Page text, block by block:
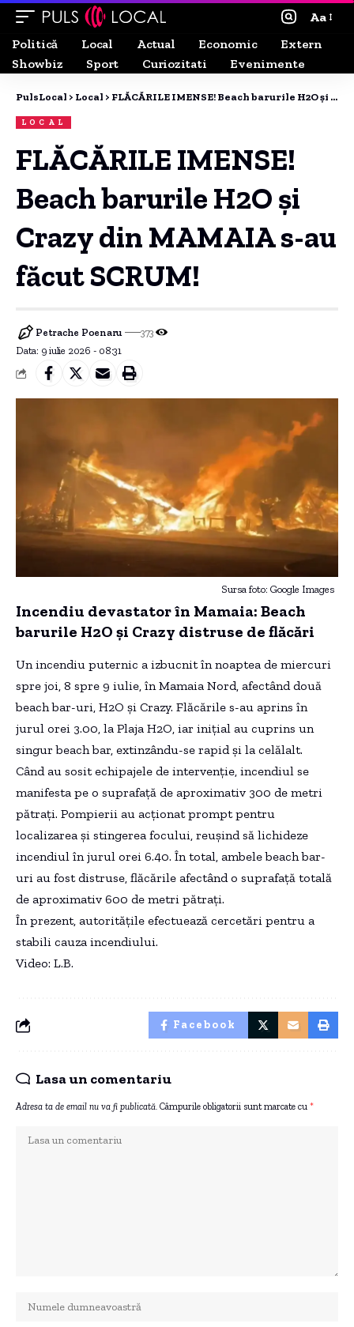
Aa
Politică
Local Actual Economic
Extern
Showbiz
Sport Curiozitati Evenimente
PulsLocal > Local > FLĂCĂRILE IMENSE! Beach barurile H2O și Crazy din MAMAIA s-au făcut SCRUM!
LOCAL
FLĂCĂRILE IMENSE!
Beach barurile H2O și
Crazy din MAMAIA s-au
făcut SCRUM!
Data: 9 iulie 2026 - 08:31
Petrache Poenaru 373
Sursa foto: Google Images
Incendiu devastator în Mamaia: Beach
barurile H2O și Crazy distruse de flăcări
Un incendiu puternic a izbucnit în noaptea de miercuri
spre joi, 8 spre 9 iulie, în Mamaia Nord, afectând două
beach bar-uri, H2O și Crazy. Flăcările s-au aprins în
jurul orei 3.00, la Plaja H2O, iar inițial au cuprins un
singur beach bar, extinzându-se rapid și la celălalt.
Când au sosit echipajele de intervenție, incendiul se
manifesta pe o suprafață de aproximativ 300 de metri
pătrați. Pompierii au acționat prompt pentru
localizarea și stingerea focului, reușind să lichideze
incendiul în jurul orei 6.40. În total, ambele beach bar-
uri au fost distruse, flăcările afectând o suprafață totală
de aproximativ 600 de metri pătrați.
În prezent, autoritățile efectuează cercetări pentru a
stabili cauza incendiului.
Video: L.B.
Facebook
Lasa un comentariu
Adresa ta de email nu va fi publicată. Câmpurile obligatorii sunt marcate cu *